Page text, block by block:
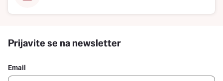
Prijavite se na newsletter
Email